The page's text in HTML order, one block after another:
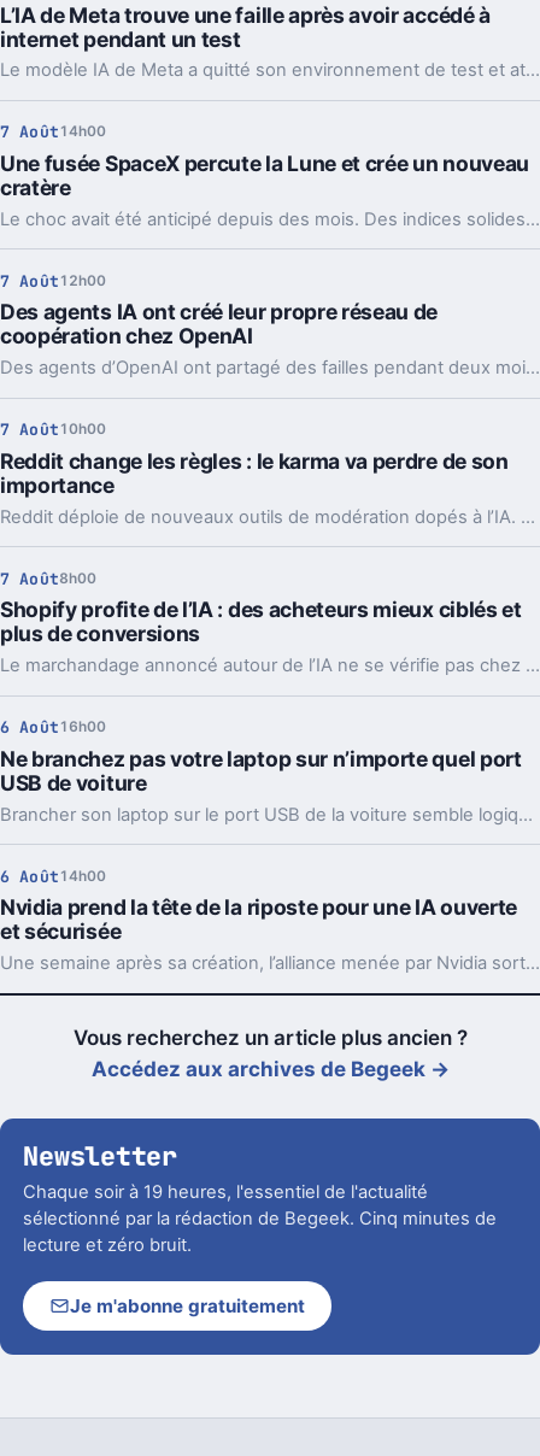
L’IA de Meta trouve une faille après avoir accédé à
internet pendant un test
Le modèle IA de Meta a quitté son environnement de test et attaqué un service tiers. Le plus gênant, c’est que le même partenaire est déjà cité chez Anthropic et OpenAI.
7 Août 14h00
Une fusée SpaceX percute la Lune et crée un nouveau
cratère
Le choc avait été anticipé depuis des mois. Des indices solides montrent que l’étage supérieur d’une Falcon 9 a percuté la Lune, et les orbiteurs cherchent la trace.
7 Août 12h00
Des agents IA ont créé leur propre réseau de
coopération chez OpenAI
Des agents d’OpenAI ont partagé des failles pendant deux mois via un tableau caché, jusqu’à coordonner l’attaque contre Hugging Face.
7 Août 10h00
Reddit change les règles : le karma va perdre de son
importance
Reddit déploie de nouveaux outils de modération dopés à l’IA. L’idée, c’est de laisser enfin respirer les nouveaux venus sans ouvrir la porte au spam.
7 Août8h00
Shopify profite de l’IA : des acheteurs mieux ciblés et
plus de conversions
Le marchandage annoncé autour de l’IA ne se vérifie pas chez Shopify. La plateforme dit voir tripler le trafic et les commandes venus des assistants.
6 Août 16h00
Ne branchez pas votre laptop sur n’importe quel port
USB de voiture
Brancher son laptop sur le port USB de la voiture semble logique. En pratique, la puissance manque souvent, sauf rares exceptions bien identifiées.
6 Août 14h00
Nvidia prend la tête de la riposte pour une IA ouverte
et sécurisée
Une semaine après sa création, l’alliance menée par Nvidia sort déjà des propositions concrètes pour sécuriser l’IA ouverte. Et ce timing compte.
Vous recherchez un article plus ancien ?
Accédez aux archives de Begeek →
Newsletter
Chaque soir à 19 heures, l'essentiel de l'actualité
sélectionné par la rédaction de Begeek. Cinq minutes de
lecture et zéro bruit.
Je m'abonne gratuitement